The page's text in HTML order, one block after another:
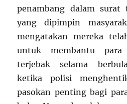
penambang dalam surat
yang dipimpin
mengatakan mereka
untuk membantu para
terjebak selama
ketika polisi
pasokan penting bagi